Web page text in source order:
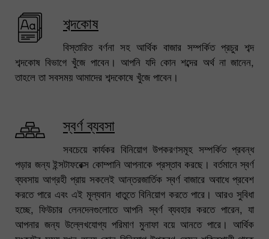
শব্দকোষ
বিস্তারিত বর্ণনা সহ আর্থিক বাজার সম্পর্কিত প্রচুর শব্দ
শব্দকোষ বিভাগে খুঁজে পাবেন। আপনি যদি কোন শব্দের অর্থ না জানেন,
তাহলে তা সবসময় আমাদের শব্দকোষে খুঁজে পাবেন।
স্বর্ণ ব্যবসা
সবচেয়ে কার্যকর বিনিয়োগ উপকরণসমূহ সম্পর্কিত প্রবন্ধ
পড়ার জন্য ইন্সটাফরেক্স কোম্পানি আপনাকে প্রস্তাব করছে। বর্তমানে স্বর্ণ
ব্যবসায় আগ্রহী প্রায় সকলেই আন্তরজার্তিক স্বর্ণ বাজারে অবাধে প্রবেশ
করতে পারে এবং এই মূল্যবান ধাতুতে বিনিয়োগ করতে পারে। আরও সুবিধা
হচ্ছে, ফিউচার লেনদেনগুলোতে আপনি স্বর্ণ ব্যবহার করতে পারেন, যা
আপনার জন্য উল্লেখযোগ্য পরিমাণ মুনাফা বয়ে আনতে পারে। আর্থিক